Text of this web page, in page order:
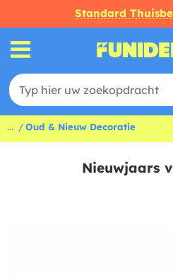
Standard
... Oud & Nieuw Decoratie
Nieuwjaars